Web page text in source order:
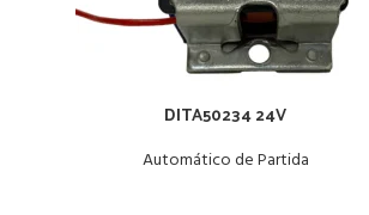
DITA50234 24V
Automático de Partida